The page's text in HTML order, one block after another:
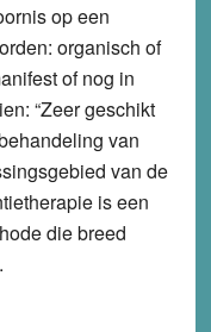
op een
organisch of
of nog in
“Zeer geschikt
van
van de
is een
die breed